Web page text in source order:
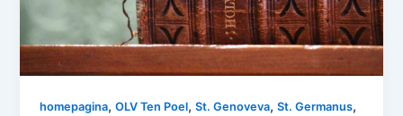
homepagina,OLV Ten Poel,St. Genoveva,St. Germanus,